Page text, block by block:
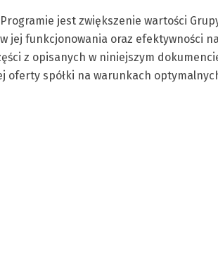
jest zwiększenie wartości
jej funkcjonowania oraz efektywności
z opisanych w niniejszym
oferty spółki na warunkach